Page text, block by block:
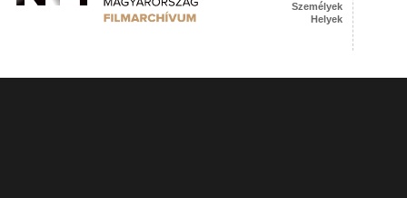
Személyek
Helyek